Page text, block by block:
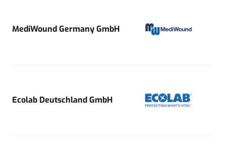
MediWound Germany GmbH
Ecolab Deutschland GmbH